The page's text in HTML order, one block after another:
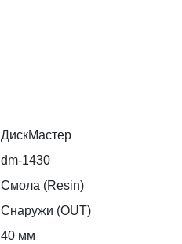
ДискМастер
dm-1430
Смола (Resin)
Снаружи (OUT)
40 мм